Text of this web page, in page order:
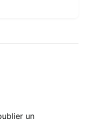
un